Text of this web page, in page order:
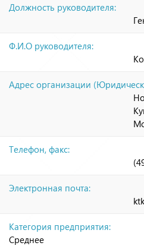
Должность руководителя:
Ф.И.О руководителя:
Адрес организации
Телефон, факс:
Электронная почта:
Категория предприятия:
Среднее